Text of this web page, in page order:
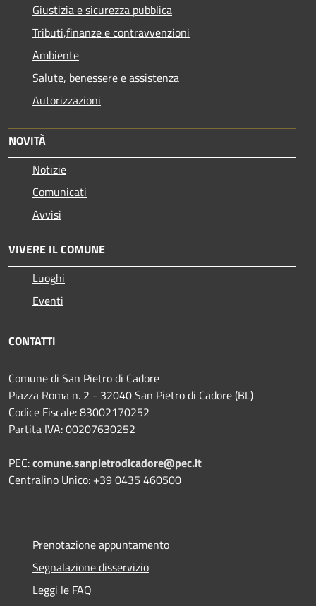
Giustizia e sicurezza pubblica
Tributi,finanze e contravvenzioni
Ambiente
Salute, benessere e assistenza
Autorizzazioni
NOVITÀ
Notizie
Comunicati
Avvisi
VIVERE IL COMUNE
Luoghi
Eventi
CONTATTI
Comune di San Pietro di Cadore
Piazza Roma n. 2 - 32040 San Pietro di Cadore (BL)
Codice Fiscale: 83002170252
Partita IVA: 00207630252
PEC:comune.sanpietrodicadore@pec.it
Centralino Unico: +39 0435 460500
Prenotazione appuntamento
Segnalazione disservizio
Leggi le FAQ